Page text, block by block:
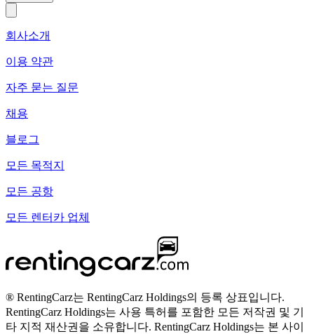
회사소개
이용 약관
자주 묻는 질문
채용
블로그
모든 목적지
모든 공항
모든 렌터카 업체
® RentingCarz는 RentingCarz Holdings의 등록 상표입니다.
RentingCarz Holdings는 사용 특허를 포함한 모든 저작권 및 기
타 지적 재산권을 소유합니다. RentingCarz Holdings는 본 사이